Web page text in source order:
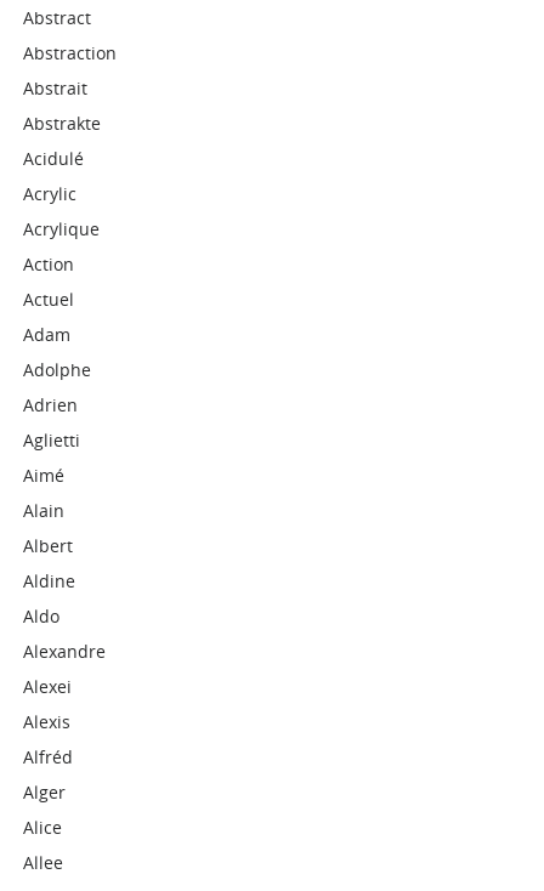
Abstract
Abstraction
Abstrait
Abstrakte
Acidulé
Acrylic
Acrylique
Action
Actuel
Adam
Adolphe
Adrien
Aglietti
Aimé
Alain
Albert
Aldine
Aldo
Alexandre
Alexei
Alexis
Alfréd
Alger
Alice
Allee